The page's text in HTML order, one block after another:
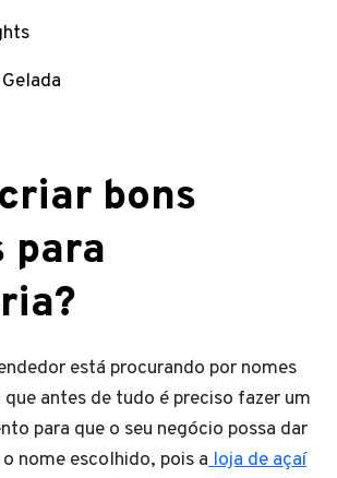
bons
para
está procurando por nomes
que antes de tudo é preciso fazer um
para que o seu negócio possa dar
nome escolhido, pois aloja de açaí